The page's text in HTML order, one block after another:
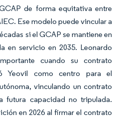
de forma equitativa entre
Ese modelo puede vincular a
si el GCAP se mantiene en
en servicio en 2035. Leonardo
cuando su contrato
Yeovil como centro para el
vinculando un contrato
futura capacidad no tripulada.
en 2026 al firmar el contrato